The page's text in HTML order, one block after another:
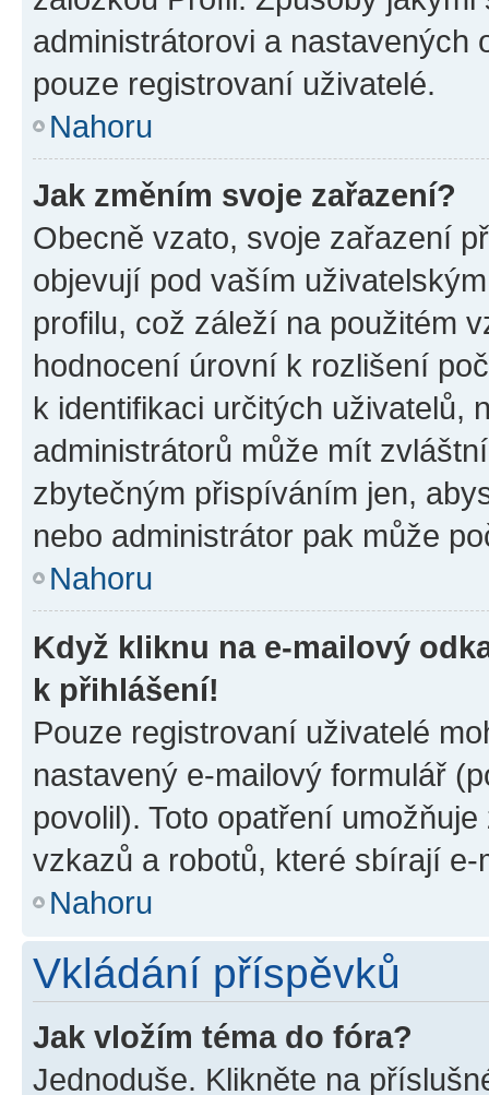
administrátorovi a nastavených
pouze registrovaní uživatelé.
Nahoru
Jak změním svoje zařazení?
Obecně vzato, svoje zařazení
objevují pod vaším
profilu, což záleží na použitém
hodnocení úrovní k rozlišení
k identifikaci určitých uživatelů,
administrátorů může mít
zbytečným přispíváním jen,
nebo administrátor pak může
Nahoru
Když kliknu na e-mailový
k přihlášení!
Pouze registrovaní uživatelé
nastavený e-mailový formulář
povolil). Toto opatření
vzkazů a robotů, které sbírají e-
Nahoru
Vkládání příspěvků
Jak vložím téma do fóra?
Jednoduše. Klikněte na